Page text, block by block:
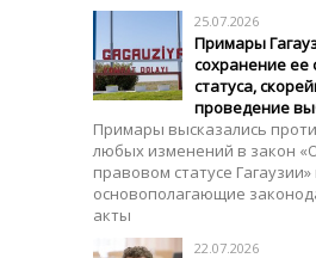
25.07.2026
Примары
сохранение ее
статуса,
проведение
Примары высказались
любых изменений в закон
правовом статусе Гагаузии»
основополагающие
акты
22.07.2026